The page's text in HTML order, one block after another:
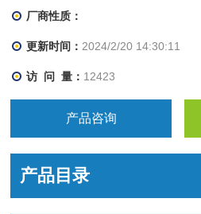
可选用混合式步进电机驱动或交流
要求选配其它系统。 6、易于操作
厂商性质：
更新时间： 2024/2/20 14:30:11
访 问 量： 12423
产品咨询
产品目录